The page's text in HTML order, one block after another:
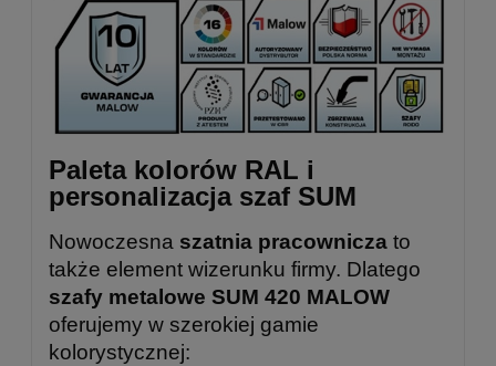
Paleta kolorów RAL i
personalizacja szaf SUM
Nowoczesna szatnia pracownicza to
także element wizerunku firmy. Dlatego
szafy metalowe SUM 420 MALOW
oferujemy w szerokiej gamie
kolorystycznej: